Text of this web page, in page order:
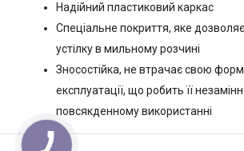
Надійний пластиковий каркас
Спеціальне покриття, яке
устілку в мильному розчині
Зносостійка, не втрачає свою
експлуатації, що робить її
повсякденному використанні